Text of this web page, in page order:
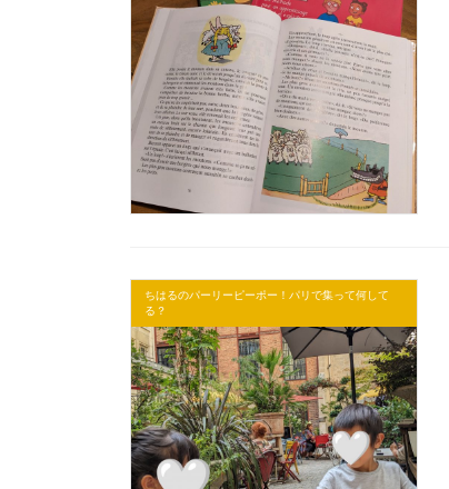
ちはるのパーリーピーポー！パリで集って何して
る？